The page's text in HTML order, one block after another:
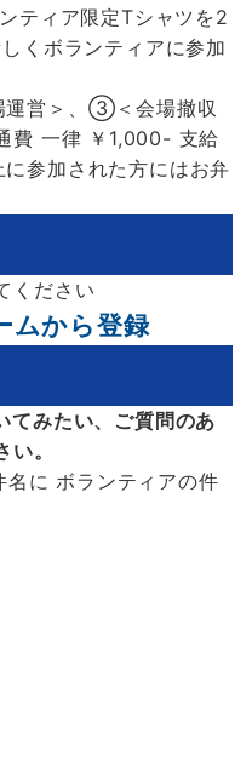
ティア限定Tシャツを2
くボランティアに参加
営＞、③＜会場撤収
費 一律 ￥1,000- 支給
加された方にはお弁
ください
から登録
みたい、ご質問のあ
。
名に ボランティアの件